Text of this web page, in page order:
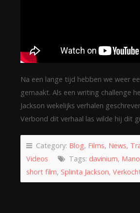
Na een lange tijd hebben we weer
gemaakt. Als een writing challenge
Jackson wekelijks verhalen
Verbond dit verhaal las wilde hij dit
Category: Blog, Films, News,
Videos
Tags: davinium,
short film, Splinta Jackson,